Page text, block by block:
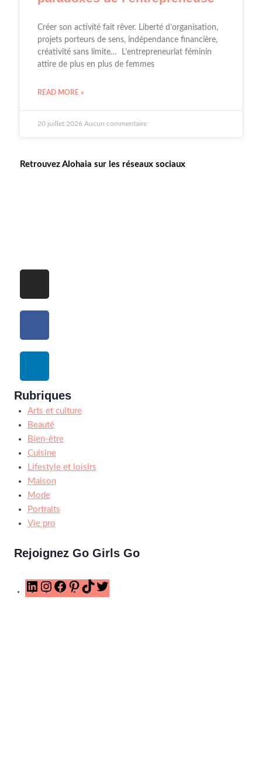
Créer son activité fait rêver. Liberté d’organisation,
projets porteurs de sens, indépendance financière,
créativité sans limite… L’entrepreneuriat féminin
attire de plus en plus de femmes
READ MORE »
20 juillet 2026 Aucun commentaire
Retrouvez Alohaia sur les réseaux sociaux
Rubriques
Arts et culture
Beauté
Bien-être
Cuisine
Lifestyle et loisirs
Maison
Mode
Portraits
Vie pro
Rejoignez Go Girls Go